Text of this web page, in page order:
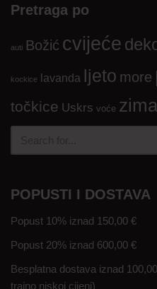
Pretraga po
auti Božić cvijeće
kockice lavanda ljeto more
točkice Uskrs voće zima
POPUSTI I DOSTAVA
Popust 10% iznad 150,00 €
Popust 20% iznad 600,00 €
Besplatna dostava iznad
trajno niskoj cijeni)